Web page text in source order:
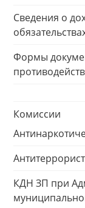
Сведения о
Формы
Комиссии
КДН ЗП при